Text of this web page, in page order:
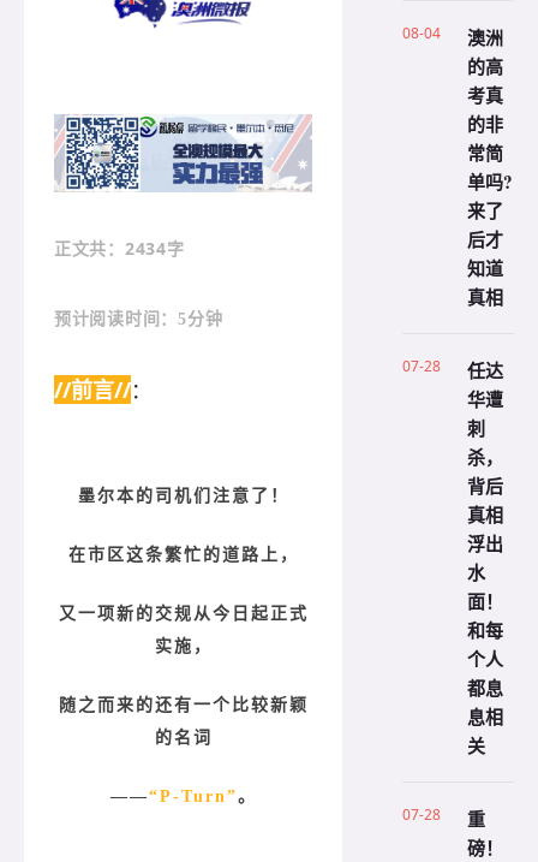
正文共 ：2434字
预计阅读时间：5分钟
//前言//：
墨尔本的司机们注意了！
在市区这条繁忙的道路上，
又一项新的交规从今日起正式
实施，
随之而来的还有一个比较新颖
的名词
——“P-Turn”。
08-04
澳洲
的高
考真
的非
常简
单吗?
来了
后才
知道
真相
07-28
任达
华遭
刺
杀，
背后
真相
浮出
水
面！
和每
个人
都息
息相
关
07-28
重
磅！